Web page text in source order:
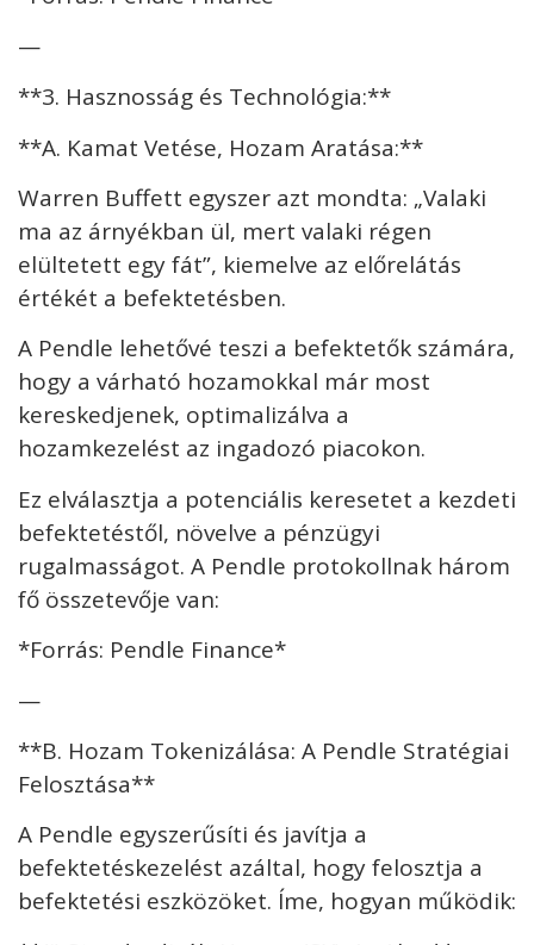
—
**3. Hasznosság és Technológia:**
**A. Kamat Vetése, Hozam Aratása:**
Warren Buffett egyszer azt mondta: „Valaki
ma az árnyékban ül, mert valaki régen
elültetett egy fát”, kiemelve az előrelátás
értékét a befektetésben.
A Pendle lehetővé teszi a befektetők számára,
hogy a várható hozamokkal már most
kereskedjenek, optimalizálva a
hozamkezelést az ingadozó piacokon.
Ez elválasztja a potenciális keresetet a kezdeti
befektetéstől, növelve a pénzügyi
rugalmasságot. A Pendle protokollnak három
fő összetevője van:
*Forrás: Pendle Finance*
—
**B. Hozam Tokenizálása: A Pendle Stratégiai
Felosztása**
A Pendle egyszerűsíti és javítja a
befektetéskezelést azáltal, hogy felosztja a
befektetési eszközöket. Íme, hogyan működik: